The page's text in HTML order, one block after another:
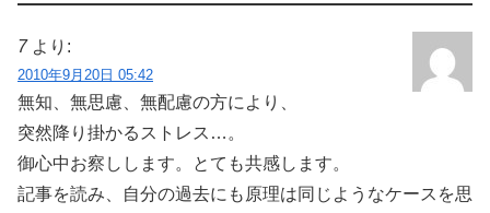
7 より:
2010年9月20日 05:42
無知、無思慮、無配慮の方により、
突然降り掛かるストレス…。
御心中お察しします。とても共感します。
記事を読み、自分の過去にも原理は同じようなケースを思